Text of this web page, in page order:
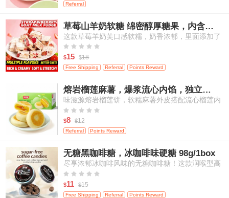
Referral
草莓山羊奶软糖 绵密醇厚糖果，内含冻干草莓，独立袋装 250g/包
这款草莓羊奶芙口感软糯，奶香浓郁，里面添加了
真实冻干草莓颗粒，每一口都能吃到草莓的酸甜果
香和羊奶的醇厚奶香，是一款适合大人和孩子分享
的休闲小零食。
    
$15 $18
Free Shipping Referral Points Reward
熔岩榴莲麻薯，爆浆流心内馅，独立小份装点心 250g/6枚
味滋源熔岩榴莲饼，软糯麻薯外皮搭配流心榴莲内
馅，传统亚洲风味点心，独立包装糕点，适合作为
早餐与下午茶小食
    
$8 $12
Referral Points Reward
无糖黑咖啡糖，冰咖啡味硬糖 98g/1box
尽享浓郁冰咖啡风味的无糖咖啡糖！这款润喉型高
级糖果带来醇厚咖啡香气，且不含添加糖，是随时
随地补充活力、清新口气的绝佳选择。
    
$11 $15
Free Shipping Referral Points Reward